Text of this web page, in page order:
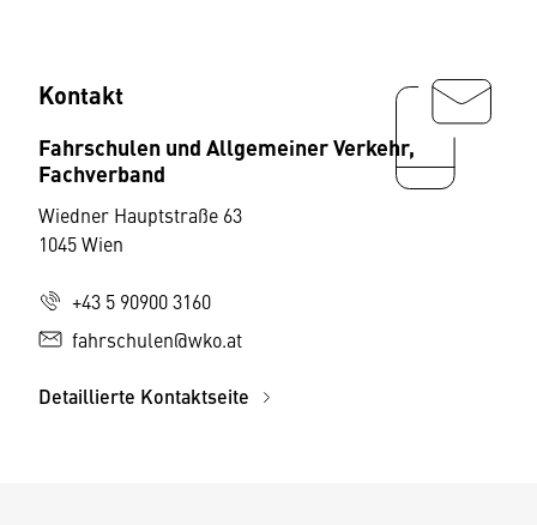
Kontakt
Fahrschulen und Allgemeiner Verkehr,
Fachverband
Wiedner Hauptstraße 63
1045 Wien
+43 5 90900 3160
fahrschulen@wko.at
Detaillierte Kontaktseite